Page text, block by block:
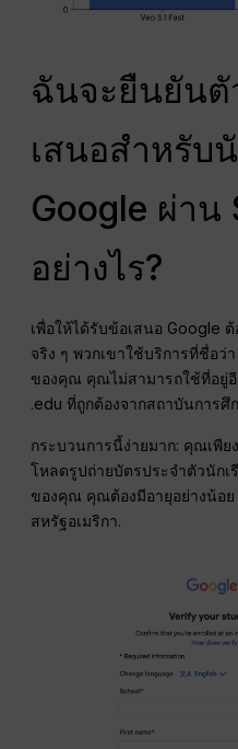
ฉันจะยืนยันตั
เสนอสำหรับ
Google ผ่าน
อย่างไร?
เพื่อให้ได้รับข้อเสนอ Google
จริง ๆ พวกเขาใช้บริการที่ชื่อว่
ของคุณ คุณไม่สามารถใช้ที่อยู่
.edu ที่ถูกต้องจากสถาบันการศึ
กระบวนการนี้ง่ายมาก: คุณเพี
โหลดรูปถ่ายบัตรประจำตัวนักเ
ของคุณ คุณต้องมีอายุอย่างน้อย
สหรัฐอเมริกา.